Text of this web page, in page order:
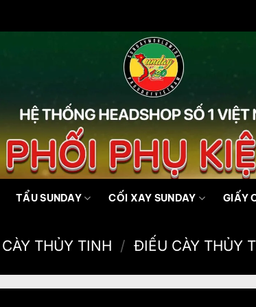
TẨU SUNDAY CỐI XAY SUNDAY GIẤY
THỦY TINH / ĐIẾU CÀY THỦY